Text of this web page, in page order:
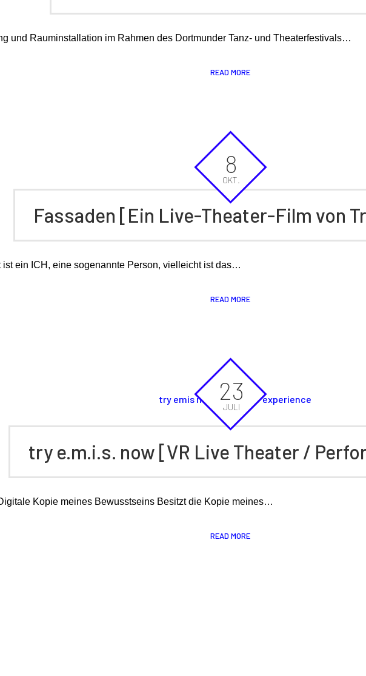
und Rauminstallation im Rahmen des Dortmunder Tanz- und Theaterfestivals…
READ MORE
8
OKT.
Fassaden [Ein Live-Theater-Film von
ist ein ICH, eine sogenannte Person, vielleicht ist das…
READ MORE
23
JULI
try e.m.i.s. now [VR Live Theater /
Kopie meines Bewusstseins Besitzt die Kopie meines…
READ MORE